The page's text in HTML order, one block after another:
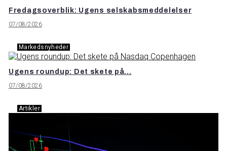
Fredagsoverblik: Ugens selskabsmeddelelser
07/08/2026
Markedsnyheder
Ugens roundup: Det skete på...
07/08/2026
Artikler